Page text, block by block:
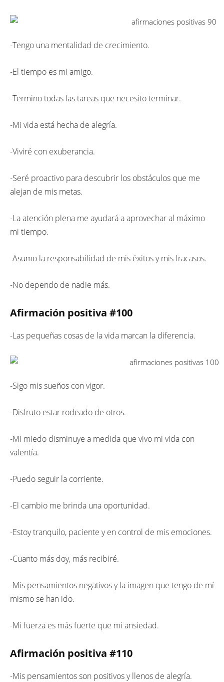
-Tengo una mentalidad de crecimiento.
-El tiempo es mi amigo.
-Termino todas las tareas que necesito terminar.
-Mi vida está hecha de alegría.
-Viviré con exuberancia.
-Seré proactivo para descubrir los obstáculos que me
alejan de mis metas.
-La atención plena me ayudará a aprovechar al máximo
mi tiempo.
-Asumo la responsabilidad de mis éxitos y mis fracasos.
-No dependo de nadie más.
Afirmación positiva #100
-Las pequeñas cosas de la vida marcan la diferencia.
-Sigo mis sueños con vigor.
-Disfruto estar rodeado de otros.
-Mi miedo disminuye a medida que vivo mi vida con
valentía.
-Puedo seguir la corriente.
-El cambio me brinda una oportunidad.
-Estoy tranquilo, paciente y en control de mis emociones.
-Cuanto más doy, más recibiré.
-Mis pensamientos negativos y la imagen que tengo de mí
mismo se han ido.
-Mi fuerza es más fuerte que mi ansiedad.
Afirmación positiva #110
-Mis pensamientos son positivos y llenos de alegría.